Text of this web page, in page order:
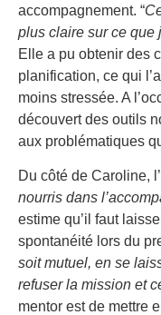
accompagnement. “
plus claire sur ce que
Elle a pu obtenir des
planification, ce qui
moins stressée. A
découvert des outils
aux problématiques
Du côté de Caroline,
nourris dans
estime qu’il faut
spontanéité lors du
soit mutuel, en se
refuser la mission et
mentor est de mettre